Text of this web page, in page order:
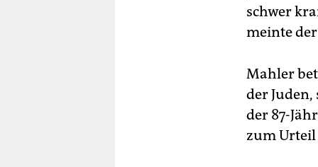
schwer
meinte
Mahler
der
der 87-
zum Urteil